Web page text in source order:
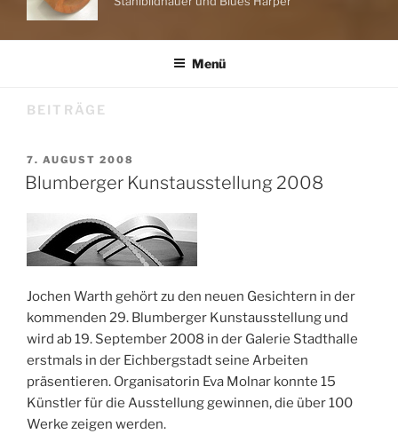
Menü
BEITRÄGE
VERÖFFENTLICHT
AM
7. AUGUST 2008
Blumberger Kunstausstellung 2008
Jochen Warth gehört zu den neuen Gesichtern in der
kommenden 29. Blumberger Kunstausstellung und
wird ab 19. September 2008 in der Galerie Stadthalle
erstmals in der Eichbergstadt seine Arbeiten
präsentieren. Organisatorin Eva Molnar konnte 15
Künstler für die Ausstellung gewinnen, die über 100
Werke zeigen werden.